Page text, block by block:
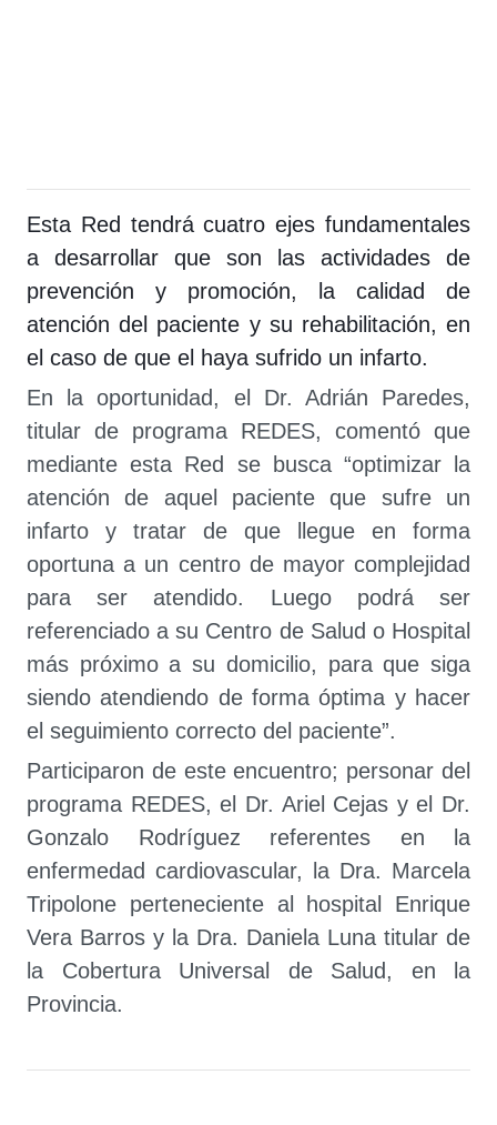
Esta Red tendrá cuatro ejes fundamentales
a desarrollar que son las actividades de
prevención y promoción, la calidad de
atención del paciente y su rehabilitación, en
el caso de que el haya sufrido un infarto.
En la oportunidad, el Dr. Adrián Paredes,
titular de programa REDES, comentó que
mediante esta Red se busca “optimizar la
atención de aquel paciente que sufre un
infarto y tratar de que llegue en forma
oportuna a un centro de mayor complejidad
para ser atendido. Luego podrá ser
referenciado a su Centro de Salud o Hospital
más próximo a su domicilio, para que siga
siendo atendiendo de forma óptima y hacer
el seguimiento correcto del paciente”.
Participaron de este encuentro; personar del
programa REDES, el Dr. Ariel Cejas y el Dr.
Gonzalo Rodríguez referentes en la
enfermedad cardiovascular, la Dra. Marcela
Tripolone perteneciente al hospital Enrique
Vera Barros y la Dra. Daniela Luna titular de
la Cobertura Universal de Salud, en la
Provincia.